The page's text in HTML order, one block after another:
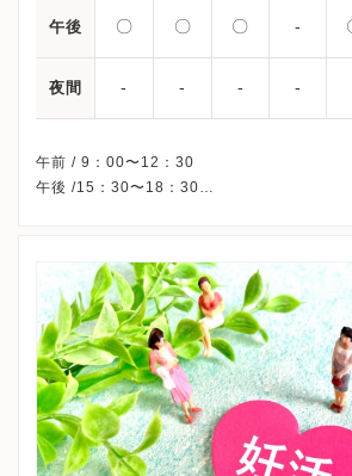
午後 〇 〇 〇 -
夜間 - - - -
午前 / 9：00〜12：30
午後 /15：30〜18：30
※木曜午後・日曜・祝日、休診
※完全予約制です。
※受診前には必ずクリニックHPを確認、ま